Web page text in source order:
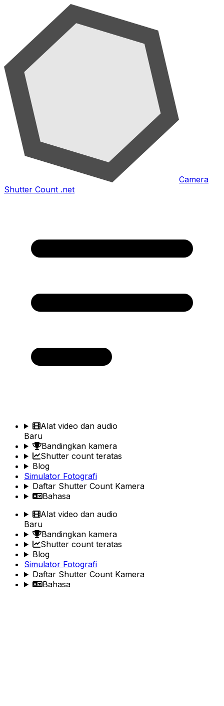
Camera
Shutter Count .net
Alat video dan audio
Baru
Bandingkan kamera
Shutter count teratas
Blog
Simulator Fotografi
Daftar Shutter Count Kamera
Bahasa
Alat video dan audio
Baru
Bandingkan kamera
Shutter count teratas
Blog
Simulator Fotografi
Daftar Shutter Count Kamera
Bahasa